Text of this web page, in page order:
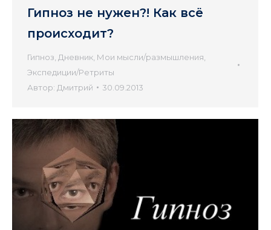
Гипноз не нужен?! Как всё
происходит?
Гипноз Дневник Мои мысли/размышления
Экспедиции/Ретриты
Автор: Дмитрий 30.09.2013